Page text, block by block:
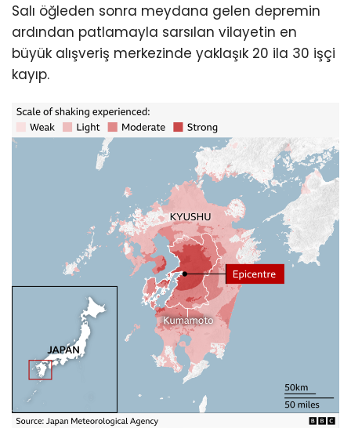
Salı öğleden sonra meydana gelen depremin
ardından patlamayla sarsılan vilayetin en
büyük alışveriş merkezinde yaklaşık 20 ila 30 işçi
kayıp.